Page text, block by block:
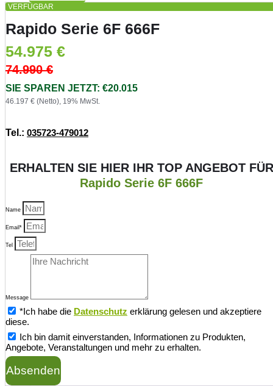
VERFÜGBAR
Rapido Serie 6F 666F
54.975 €
74.990€
SIE SPAREN JETZT: €20.015
46.197 € (Netto), 19% MwSt.
Tel.: 035723-479012
ERHALTEN SIE HIER IHR TOP ANGEBOT FÜR
Rapido Serie 6F 666F
Name
Email*
Tel
Message
*Ich habe die Datenschutz erklärung gelesen und akzeptiere
diese.
Ich bin damit einverstanden, Informationen zu Produkten,
Angebote, Veranstaltungen und mehr zu erhalten.
Absenden